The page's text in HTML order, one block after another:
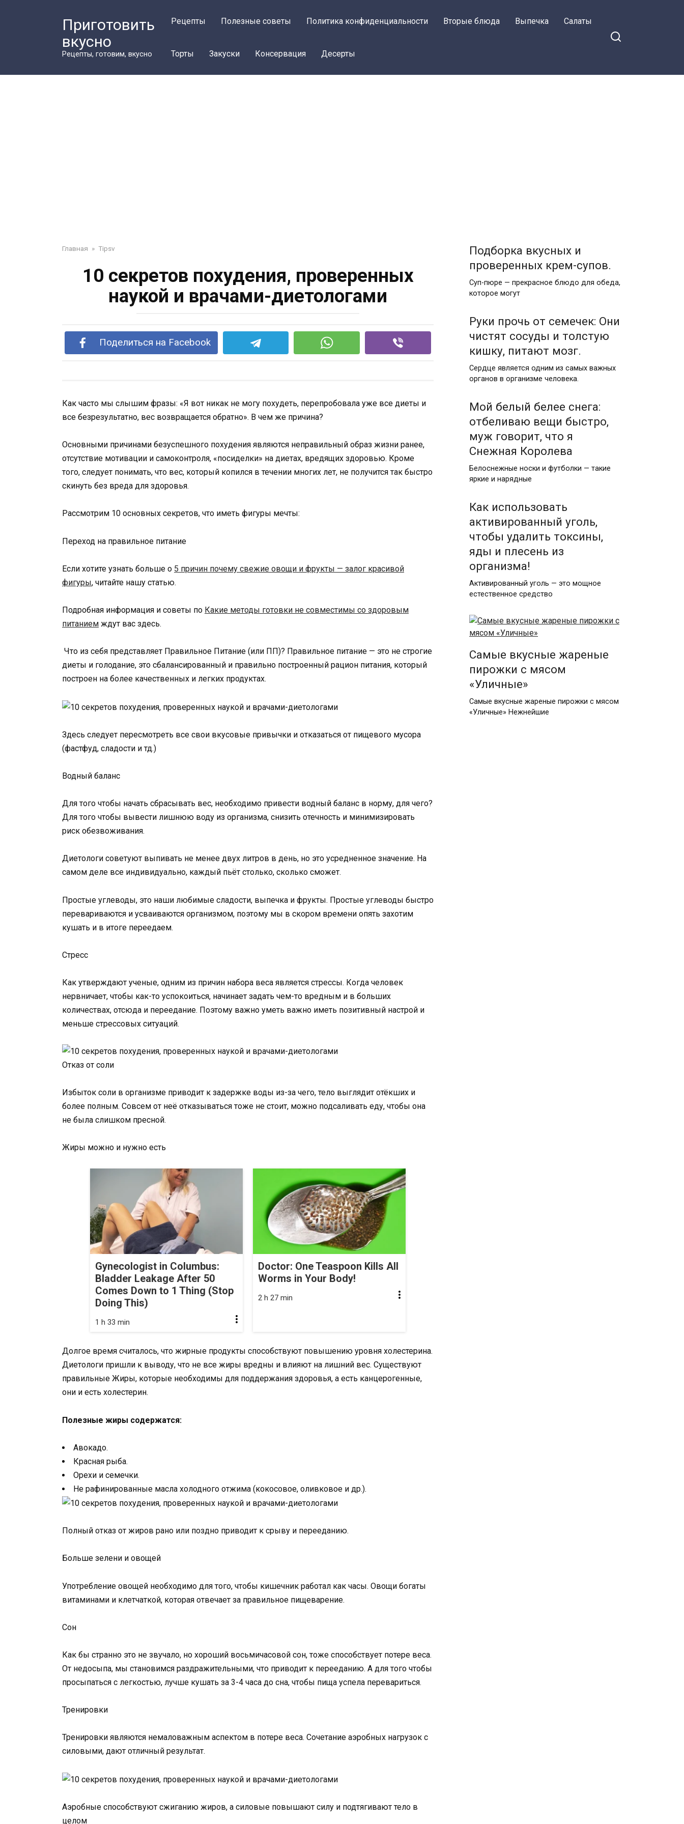
Приготовить
вкусно
Рецепты, готовим, вкусно
Рецепты Полезные советы Политика конфиденциальности Вторые блюда Выпечка Салаты
Торты Закуски Консервация Десерты
Главная » Tipsv
10 секретов похудения, проверенных
наукой и врачами-диетологами
Поделиться на Facebook
Как часто мы слышим фразы: «Я вот никак не могу похудеть, перепробовала уже все диеты и
все безрезультатно, вес возвращается обратно». В чем же причина?
Основными причинами безуспешного похудения являются неправильный образ жизни ранее,
отсутствие мотивации и самоконтроля, «посиделки» на диетах, вредящих здоровью. Кроме
того, следует понимать, что вес, который копился в течении многих лет, не получится так быстро
скинуть без вреда для здоровья.
Рассмотрим 10 основных секретов, что иметь фигуры мечты:
Переход на правильное питание
Если хотите узнать больше о 5 причин почему свежие овощи и фрукты — залог красивой
фигуры, читайте нашу статью.
Подробная информация и советы по Какие методы готовки не совместимы со здоровым
питанием ждут вас здесь.
Что из себя представляет Правильное Питание (или ПП)? Правильное питание — это не строгие
диеты и голодание, это сбалансированный и правильно построенный рацион питания, который
построен на более качественных и легких продуктах.
Здесь следует пересмотреть все свои вкусовые привычки и отказаться от пищевого мусора
(фастфуд, сладости и тд.)
Водный баланс
Для того чтобы начать сбрасывать вес, необходимо привести водный баланс в норму, для чего?
Для того чтобы вывести лишнюю воду из организма, снизить отечность и минимизировать
риск обезвоживания.
Диетологи советуют выпивать не менее двух литров в день, но это усредненное значение. На
самом деле все индивидуально, каждый пьёт столько, сколько сможет.
Простые углеводы, это наши любимые сладости, выпечка и фрукты. Простые углеводы быстро
перевариваются и усваиваются организмом, поэтому мы в скором времени опять захотим
кушать и в итоге переедаем.
Стресс
Как утверждают ученые, одним из причин набора веса является стрессы. Когда человек
нервничает, чтобы как-то успокоиться, начинает задать чем-то вредным и в больших
количествах, отсюда и переедание. Поэтому важно уметь важно иметь позитивный настрой и
меньше стрессовых ситуаций.
Отказ от соли
Избыток соли в организме приводит к задержке воды из-за чего, тело выглядит отёкших и
более полным. Совсем от неё отказываться тоже не стоит, можно подсаливать еду, чтобы она
не была слишком пресной.
Жиры можно и нужно есть
Gynecologist in Columbus:
Bladder Leakage After 50
Comes Down to 1 Thing (Stop
Doing This)
1 h 33 min
Doctor: One Teaspoon Kills All
Worms in Your Body!
2 h 27 min
Долгое время считалось, что жирные продукты способствуют повышению уровня холестерина.
Диетологи пришли к выводу, что не все жиры вредны и влияют на лишний вес. Существуют
правильные Жиры, которые необходимы для поддержания здоровья, а есть канцерогенные,
они и есть холестерин.
Полезные жиры содержатся:
Авокадо.
Красная рыба.
Орехи и семечки.
Не рафинированные масла холодного отжима (кокосовое, оливковое и др.).
Полный отказ от жиров рано или поздно приводит к срыву и перееданию.
Больше зелени и овощей
Употребление овощей необходимо для того, чтобы кишечник работал как часы. Овощи богаты
витаминами и клетчаткой, которая отвечает за правильное пищеварение.
Сон
Как бы странно это не звучало, но хороший восьмичасовой сон, тоже способствует потере веса.
От недосыпа, мы становимся раздражительными, что приводит к перееданию. А для того чтобы
просыпаться с легкостью, лучше кушать за 3-4 часа до сна, чтобы пища успела перевариться.
Тренировки
Тренировки являются немаловажным аспектом в потере веса. Сочетание аэробных нагрузок с
силовыми, дают отличный результат.
Аэробные способствуют сжиганию жиров, а силовые повышают силу и подтягивают тело в
целом
Подборка вкусных и
проверенных крем-супов.
Суп-пюре — прекрасное блюдо для обеда,
которое могут
Руки прочь от семечек: Они
чистят сосуды и толстую
кишку, питают мозг.
Сердце является одним из самых важных
органов в организме человека.
Мой белый белее снега:
отбеливаю вещи быстро,
муж говорит, что я
Снежная Королева
Белоснежные носки и футболки — такие
яркие и нарядные
Как использовать
активированный уголь,
чтобы удалить токсины,
яды и плесень из
организма!
Активированный уголь — это мощное
естественное средство
Самые вкусные жареные
пирожки с мясом
«Уличные»
Самые вкусные жареные пирожки с мясом
«Уличные» Нежнейшие